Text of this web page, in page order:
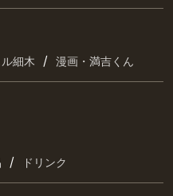
細木 / 漫画・満吉くん
/ ドリンク